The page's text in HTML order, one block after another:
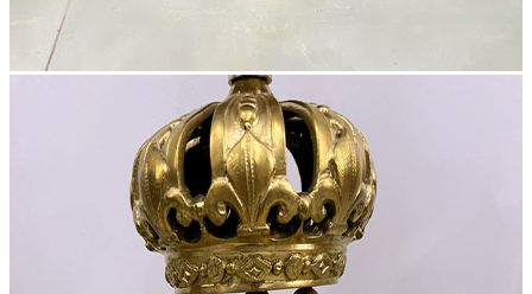
Dao Dĩa
Nội Thất
Tủ – Kệ
Điện Thoại
Đồ Gỗ
Bàn Ghế
Bình Phong
Khác
Phù Điêu